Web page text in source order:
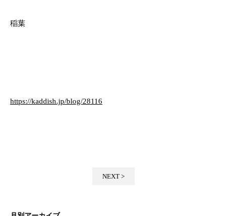
稲葉
https://kaddish.jp/blog/28116
NEXT >